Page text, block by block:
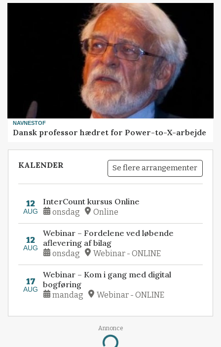
NAVNESTOF
Dansk professor hædret for Power-to-X-arbejde
KALENDER Se flere arrangementer
12
AUG
InterCount kursus Online
onsdag Online
12
AUG
Webinar – Fordelene ved løbende
aflevering af bilag
onsdag Webinar - ONLINE
17
AUG
Webinar – Kom i gang med digital
bogføring
mandag Webinar - ONLINE
Annonce